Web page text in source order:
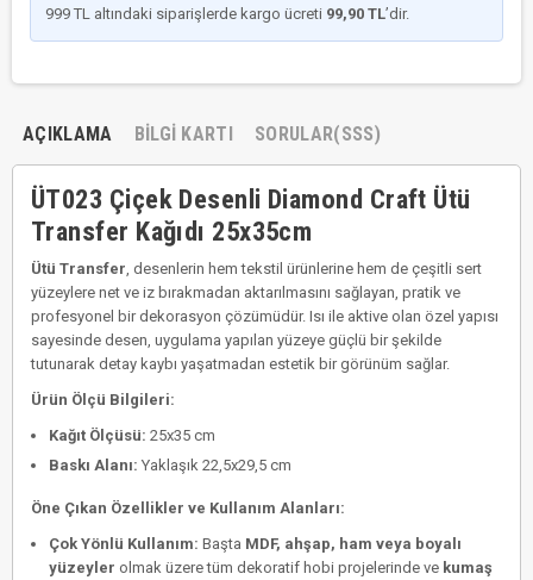
999 TL altındaki siparişlerde kargo ücreti 99,90 TL’dir.
AÇIKLAMA BILGI KARTI SORULAR(SSS)
ÜT023 Çiçek Desenli Diamond Craft Ütü
Transfer Kağıdı 25x35cm
Ütü Transfer , desenlerin hem tekstil ürünlerine hem de çeşitli sert
yüzeylere net ve iz bırakmadan aktarılmasını sağlayan, pratik ve
profesyonel bir dekorasyon çözümüdür. Isı ile aktive olan özel yapısı
sayesinde desen, uygulama yapılan yüzeye güçlü bir şekilde
tutunarak detay kaybı yaşatmadan estetik bir görünüm sağlar.
Ürün Ölçü Bilgileri:
Kağıt Ölçüsü: 25x35 cm
Baskı Alanı: Yaklaşık 22,5x29,5 cm
Öne Çıkan Özellikler ve Kullanım Alanları:
Çok Yönlü Kullanım: Başta MDF, ahşap, ham veya boyalı
yüzeyler olmak üzere tüm dekoratif hobi projelerinde ve kumaş